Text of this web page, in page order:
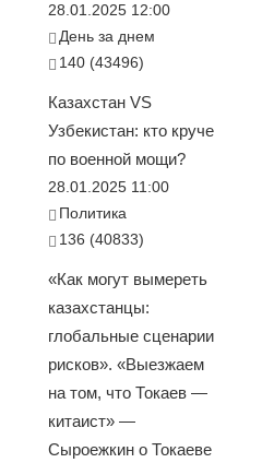
28.01.2025 12:00
День за днем
140 (43496)
Казахстан VS
Узбекистан: кто круче
по военной мощи?
28.01.2025 11:00
Политика
136 (40833)
«Как могут вымереть
казахстанцы:
глобальные сценарии
рисков». «Выезжаем
на том, что Токаев —
китаист» —
Сыроежкин о Токаеве